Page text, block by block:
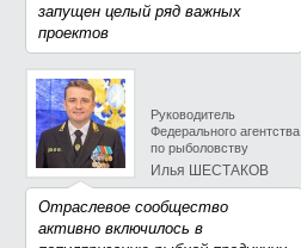
запущен целый ряд важных
проектов
Руководитель
Федерального агентства
по рыболовству
Илья ШЕСТАКОВ
Отраслевое сообщество
активно включилось в